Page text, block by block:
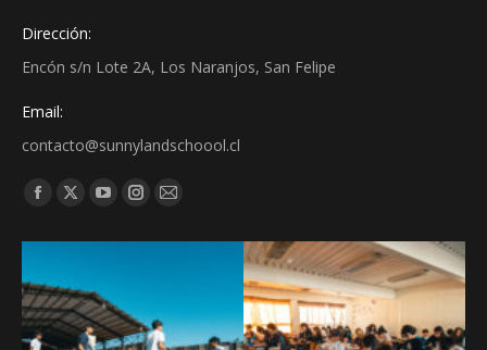
Dirección:
Encón s/n Lote 2A, Los Naranjos, San Felipe
Email:
contacto@sunnylandschoool.cl
Find us on: